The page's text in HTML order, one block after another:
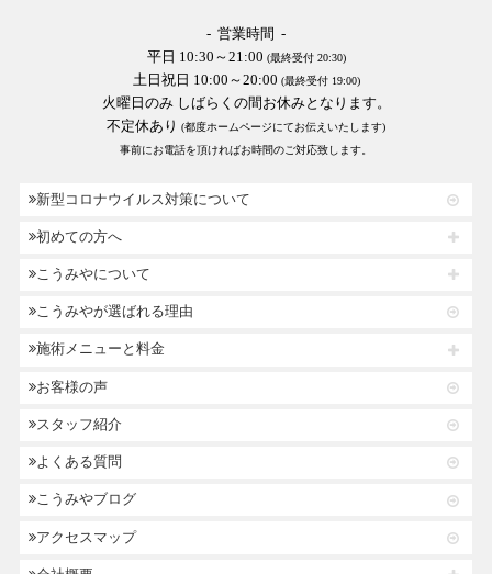
- 営業時間 -
平日 10:30～21:00 (最終受付 20:30)
土日祝日 10:00～20:00 (最終受付 19:00)
火曜日のみ しばらくの間お休みとなります。
不定休あり (都度ホームページにてお伝えいたします)
事前にお電話を頂ければお時間のご対応致します。
新型コロナウイルス対策について
初めての方へ
こうみやについて
こうみやが選ばれる理由
施術メニューと料金
お客様の声
スタッフ紹介
よくある質問
こうみやブログ
アクセスマップ